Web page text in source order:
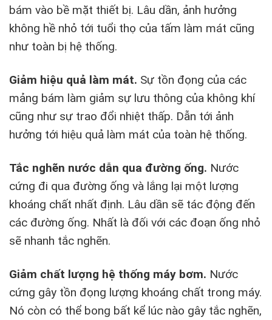
bám vào bề mặt thiết bị. Lâu dần, ảnh hưởng
không hề nhỏ tới tuổi thọ của tấm làm mát cũng
như toàn bị hệ thống.
Giảm hiệu quả làm mát. Sự tồn đọng của các
mảng bám làm giảm sự lưu thông của không khí
cũng như sự trao đổi nhiệt thấp. Dẫn tới ảnh
hưởng tới hiệu quả làm mát của toàn hệ thống.
Tắc nghẽn nước dẫn qua đường ống. Nước
cứng đi qua đường ống và lắng lại một lượng
khoáng chất nhất định. Lâu dần sẽ tác động đến
các đường ống. Nhất là đối với các đoạn ống nhỏ
sẽ nhanh tắc nghẽn.
Giảm chất lượng hệ thống máy bơm. Nước
cứng gây tồn đọng lượng khoáng chất trong máy.
Nó còn có thể bong bất kể lúc nào gây tắc nghẽn,